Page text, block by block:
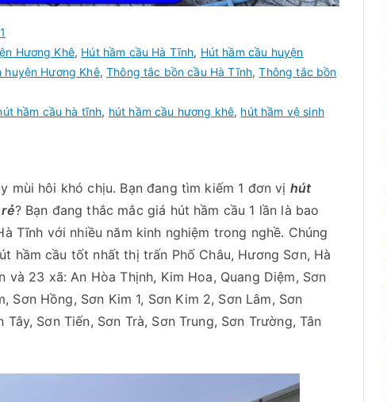
Hương Khê, Hút hầm cầu Hà Tĩnh, Hút hầm cầu huyện
huyện Hương Khê,Thông tắc bồn cầu Hà Tĩnh,Thông tắc bồn
hầm cầu hà tĩnh, hút hầm cầu hương khê, hút hầm vệ sinh
mùi hôi khó chịu. Bạn đang tìm kiếm 1 đơn vị hút
? Bạn đang thắc mắc giá hút hầm cầu 1 lần là bao
Tĩnh với nhiều năm kinh nghiệm trong nghề. Chúng
hầm cầu tốt nhất thị trấn Phố Châu, Hương Sơn, Hà
23 xã: An Hòa Thịnh, Kim Hoa, Quang Diệm, Sơn
Sơn Hồng, Sơn Kim 1, Sơn Kim 2, Sơn Lâm, Sơn
Sơn Tiến, Sơn Trà, Sơn Trung, Sơn Trường, Tân